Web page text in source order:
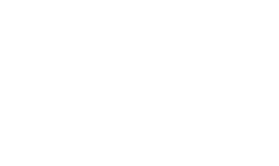
Logros y el Camino hacia